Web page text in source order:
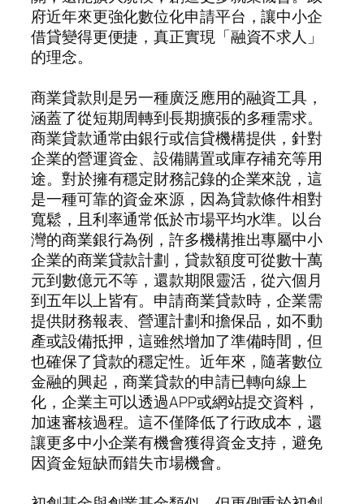
府近年來更強化數位化申請平台，讓中小企
借貸變得更便捷，真正實現「融資不求人」
的理念。
商業貸款則是另一種廣泛應用的融資工具，
涵蓋了從短期周轉到長期擴張的多種需求。
商業貸款通常由銀行或信貸機構提供，針對
企業的營運資金、設備購置或庫存補充等用
途。對於擁有穩定財務記錄的企業來說，這
是一種可靠的資金來源，因為貸款條件相對
寬鬆，且利率通常低於市場平均水準。以台
灣的商業銀行為例，許多機構推出專屬中小
企業的商業貸款計劃，貸款額度可從數十萬
元到數億元不等，還款期限靈活，從六個月
到五年以上皆有。申請商業貸款時，企業需
提供財務報表、營運計劃和擔保品，如不動
產或設備抵押，這雖然增加了準備時間，但
也確保了貸款的穩定性。近年來，隨著數位
金融的興起，商業貸款的申請已轉向線上
化，企業主可以透過APP或網站提交資料，
加速審核過程。這不僅降低了行政成本，還
讓更多中小企業有機會獲得資金支持，避免
因資金短缺而錯失市場機會。